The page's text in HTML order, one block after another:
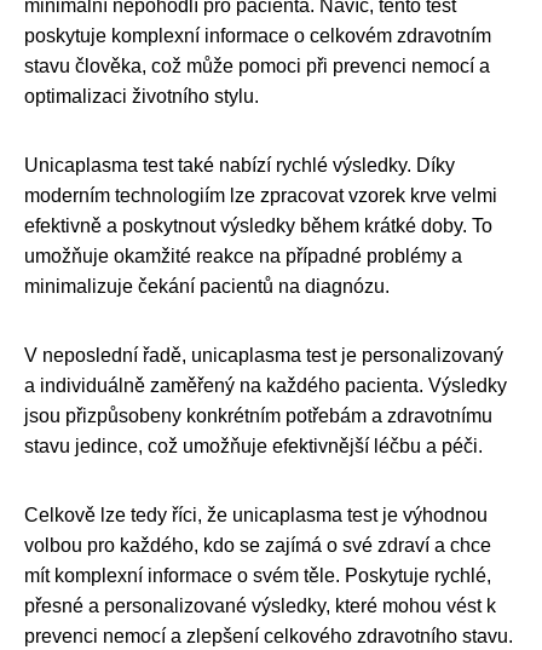
minimální nepohodlí pro pacienta. Navíc, tento test
poskytuje komplexní informace o celkovém zdravotním
stavu člověka, což může pomoci při prevenci nemocí a
optimalizaci životního stylu.
Unicaplasma test také nabízí rychlé výsledky. Díky
moderním technologiím lze zpracovat vzorek krve velmi
efektivně a poskytnout výsledky během krátké doby. To
umožňuje okamžité reakce na případné problémy a
minimalizuje čekání pacientů na diagnózu.
V neposlední řadě, unicaplasma test je personalizovaný
a individuálně zaměřený na každého pacienta. Výsledky
jsou přizpůsobeny konkrétním potřebám a zdravotnímu
stavu jedince, což umožňuje efektivnější léčbu a péči.
Celkově lze tedy říci, že unicaplasma test je výhodnou
volbou pro každého, kdo se zajímá o své zdraví a chce
mít komplexní informace o svém těle. Poskytuje rychlé,
přesné a personalizované výsledky, které mohou vést k
prevenci nemocí a zlepšení celkového zdravotního stavu.